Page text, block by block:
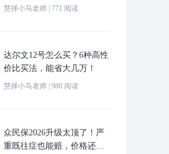
慧择小马老师 771 阅读
达尔文12号怎么买？6种高性
价比买法，能省大几万！
慧择小马老师 980 阅读
众民保2026升级太顶了！严
重既往症也能赔，价格还更